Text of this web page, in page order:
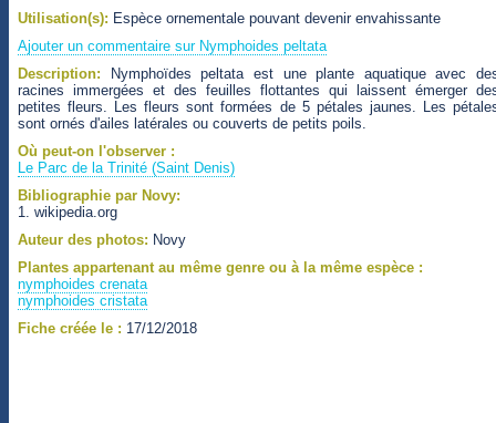
Utilisation(s): Espèce ornementale pouvant devenir envahissante
Ajouter un commentaire sur Nymphoides peltata
Description: Nymphoïdes peltata est une plante aquatique avec
racines immergées et des feuilles flottantes qui laissent émerger
petites fleurs. Les fleurs sont formées de 5 pétales jaunes. Les
sont ornés d'ailes latérales ou couverts de petits poils.
Où peut-on l'observer :
Le Parc de la Trinité (Saint Denis)
Bibliographie par Novy:
1. wikipedia.org
Auteur des photos: Novy
Plantes appartenant au même genre ou à la même espèce :
nymphoides crenata
nymphoides cristata
Fiche créée le : 17/12/2018